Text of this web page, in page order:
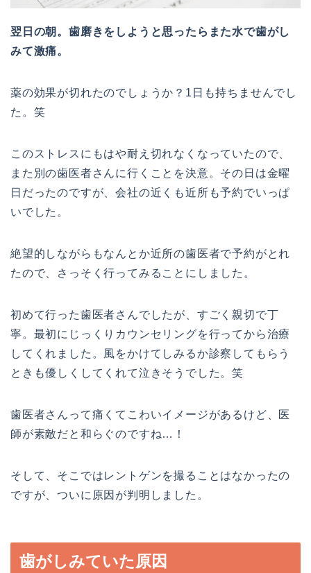
翌日の朝。歯磨きをしようと思ったらまた水で歯がし
みて激痛。
薬の効果が切れたのでしょうか？1日も持ちませんでし
た。笑
このストレスにもはや耐え切れなくなっていたので、
また別の歯医者さんに行くことを決意。その日は金曜
日だったのですが、会社の近くも近所も予約でいっぱ
いでした。
絶望的しながらもなんとか近所の歯医者で予約がとれ
たので、さっそく行ってみることにしました。
初めて行った歯医者さんでしたが、すごく親切で丁
寧。最初にじっくりカウンセリングを行ってから治療
してくれました。風をかけてしみるか診察してもらう
ときも優しくしてくれて泣きそうでした。笑
歯医者さんって痛くてこわいイメージがあるけど、医
師が素敵だと和らぐのですね…！
そして、そこではレントゲンを撮ることはなかったの
ですが、ついに原因が判明しました。
歯がしみていた原因